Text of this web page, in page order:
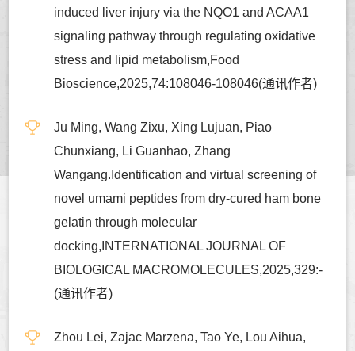
induced liver injury via the NQO1 and ACAA1
signaling pathway through regulating oxidative
stress and lipid metabolism,Food
Bioscience,2025,74:108046-108046(通讯作者)
Ju Ming, Wang Zixu, Xing Lujuan, Piao
Chunxiang, Li Guanhao, Zhang
Wangang.Identification and virtual screening of
novel umami peptides from dry-cured ham bone
gelatin through molecular
docking,INTERNATIONAL JOURNAL OF
BIOLOGICAL MACROMOLECULES,2025,329:-
(通讯作者)
Zhou Lei, Zajac Marzena, Tao Ye, Lou Aihua,